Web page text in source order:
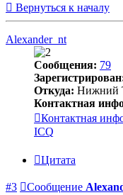
Вернуться к началу
Alexander_nt
Сообщения: 79
Откуда: Нижний
Контактная
Контактная
ICQ
Цитата
#3 Сообщение